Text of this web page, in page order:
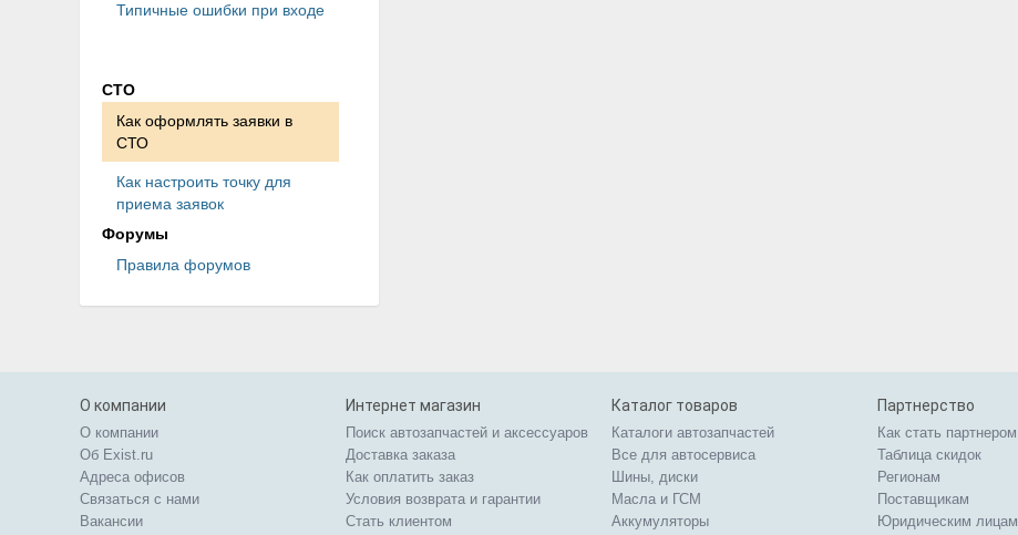
Типичные ошибки при входе
СТО
Как оформлять заявки в
СТО
Как настроить точку для
приема заявок
Форумы
Правила форумов
О компании
О компании
Об Exist.ru
Адреса офисов
Связаться с нами
Вакансии
Интернет магазин
Поиск автозапчастей и аксессуаров
Доставка заказа
Как оплатить заказ
Условия возврата и гарантии
Стать клиентом
Каталог товаров
Каталоги автозапчастей
Все для автосервиса
Шины, диски
Масла и ГСМ
Аккумуляторы
Партнерство
Как стать партнером
Таблица скидок
Регионам
Поставщикам
Юридическим лицам